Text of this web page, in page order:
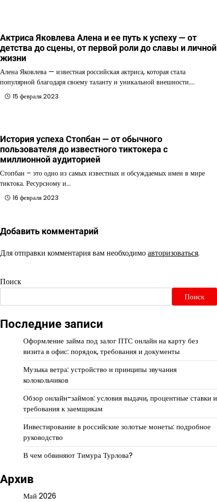
Актриса Яковлева Алена и ее путь к успеху — от
детства до сцены, от первой роли до славы и личной
жизни
Алена Яковлева — известная российская актриса, которая стала
популярной благодаря своему таланту и уникальной внешности.…
15 февраля 2023
История успеха Стопбан — от обычного
пользователя до известного тиктокера с
миллионной аудиторией
Стопбан – это одно из самых известных и обсуждаемых имен в мире
тиктока. Ресурсному и…
16 февраля 2023
Добавить комментарий
Для отправки комментария вам необходимоавторизоваться.
Поиск
Поиск
Последние записи
Оформление займа под залог ПТС онлайн на карту без
визита в офис: порядок, требования и документы
Музыка ветра: устройство и принципы звучания
колокольчиков
Обзор онлайн-займов: условия выдачи, процентные ставки и
требования к заемщикам
Инвестирование в российские золотые монеты: подробное
руководство
В чем обвиняют Тимура Турлова?
Архив
Май 2026